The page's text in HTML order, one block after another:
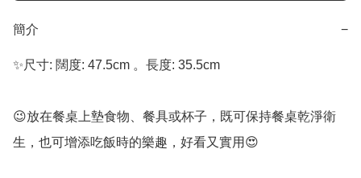
簡介 −
✨尺寸: 闊度: 47.5cm 。長度: 35.5cm
😉放在餐桌上墊食物、餐具或杯子，既可保持餐桌乾淨衛
生，也可增添吃飯時的樂趣，好看又實用😍